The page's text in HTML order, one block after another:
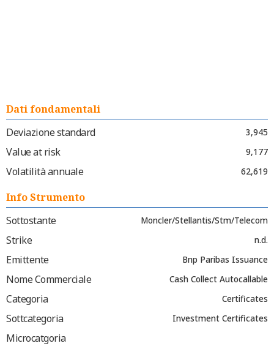
Dati fondamentali
Deviazione standard
3,945
Value at risk 9,177
Volatilità annuale 62,619
Info Strumento
Sottostante
Moncler/Stellantis/Stm/Telecom
Strike n.d.
Emittente Bnp Paribas Issuance
Nome Commerciale Cash Collect Autocallable
Categoria Certificates
Sottcategoria Investment Certificates
Microcatgoria